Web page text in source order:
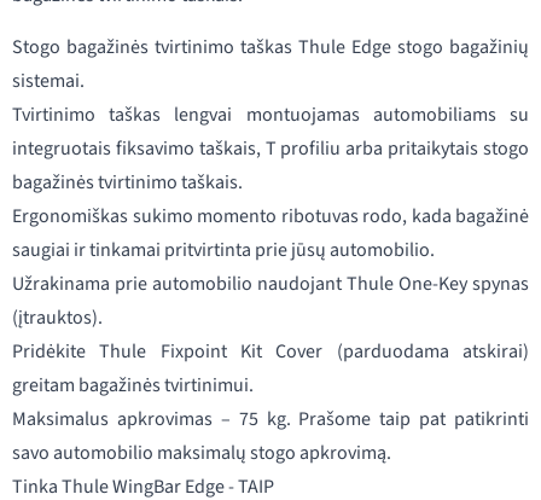
Stogo bagažinės tvirtinimo taškas Thule Edge stogo bagažinių
sistemai.
Tvirtinimo taškas lengvai montuojamas automobiliams su
integruotais fiksavimo taškais, T profiliu arba pritaikytais stogo
bagažinės tvirtinimo taškais.
Ergonomiškas sukimo momento ribotuvas rodo, kada bagažinė
saugiai ir tinkamai pritvirtinta prie jūsų automobilio.
Užrakinama prie automobilio naudojant Thule One-Key spynas
(įtrauktos).
Pridėkite Thule Fixpoint Kit Cover (parduodama atskirai)
greitam bagažinės tvirtinimui.
Maksimalus apkrovimas – 75 kg. Prašome taip pat patikrinti
savo automobilio maksimalų stogo apkrovimą.
Tinka Thule WingBar Edge - TAIP